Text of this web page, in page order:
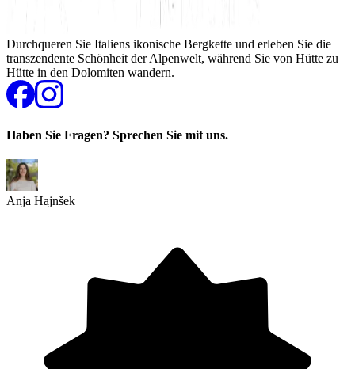
Durchqueren Sie Italiens ikonische Bergkette und erleben Sie die
transzendente Schönheit der Alpenwelt, während Sie von Hütte zu
Hütte in den Dolomiten wandern.
Haben Sie Fragen? Sprechen Sie mit uns.
Anja Hajnšek